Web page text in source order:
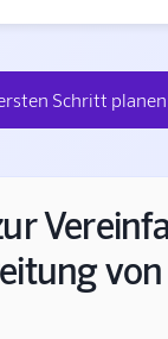
Schritt planen